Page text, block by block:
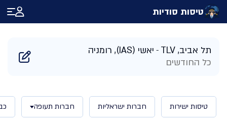
טיסות סודיות
תל אביב, TLV
יאשי (IAS), רומניה
כל החודשים
טיסות ישירות חברות ישראליות חברות תעופה